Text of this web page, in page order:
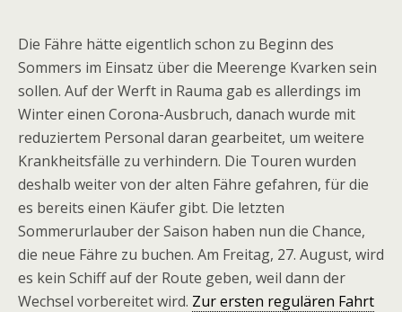
Die Fähre hätte eigentlich schon zu Beginn des
Sommers im Einsatz über die Meerenge Kvarken sein
sollen. Auf der Werft in Rauma gab es allerdings im
Winter einen Corona-Ausbruch, danach wurde mit
reduziertem Personal daran gearbeitet, um weitere
Krankheitsfälle zu verhindern. Die Touren wurden
deshalb weiter von der alten Fähre gefahren, für die
es bereits einen Käufer gibt. Die letzten
Sommerurlauber der Saison haben nun die Chance,
die neue Fähre zu buchen. Am Freitag, 27. August, wird
es kein Schiff auf der Route geben, weil dann der
Wechsel vorbereitet wird. Zur ersten regulären Fahrt